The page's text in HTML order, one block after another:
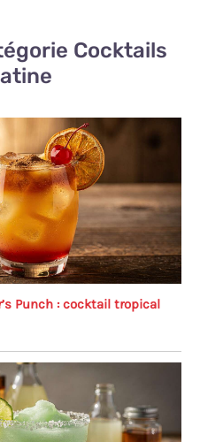
Cocktails
Punch : cocktail tropical